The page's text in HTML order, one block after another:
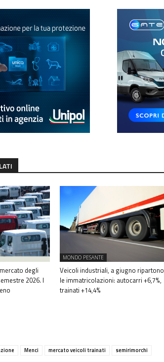
degli
2026. I
MONDO PESANTE
Veicoli industriali, a giugno ripartono
le immatricolazioni: autocarri +6,7%,
trainati +14,4%
Menci mercato veicoli trainati semirimorchi